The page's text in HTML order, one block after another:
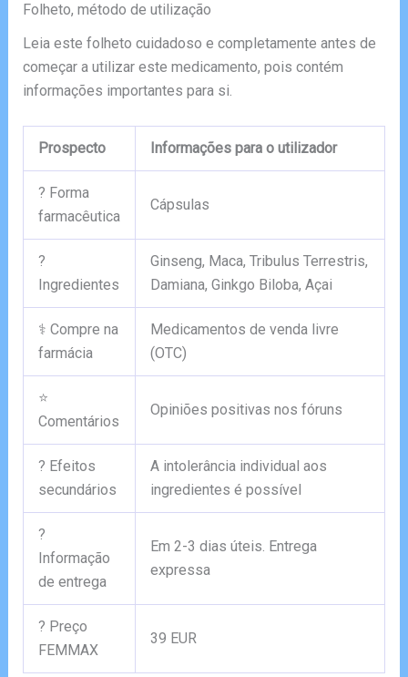
Folheto, método de utilização
Leia este folheto cuidadoso e completamente antes de
começar a utilizar este medicamento, pois contém
informações importantes para si.
Prospecto Informações para o utilizador
? Forma
farmacêutica
Cápsulas
?
Ingredientes
Ginseng, Maca, Tribulus Terrestris,
Damiana, Ginkgo Biloba, Açai
⚕️ Compre na
farmácia
Medicamentos de venda livre
(OTC)
⭐
Comentários
Opiniões positivas nos fóruns
? Efeitos
secundários
A intolerância individual aos
ingredientes é possível
?
Informação
de entrega
Em 2-3 dias úteis. Entrega
expressa
? Preço
FEMMAX
39 EUR